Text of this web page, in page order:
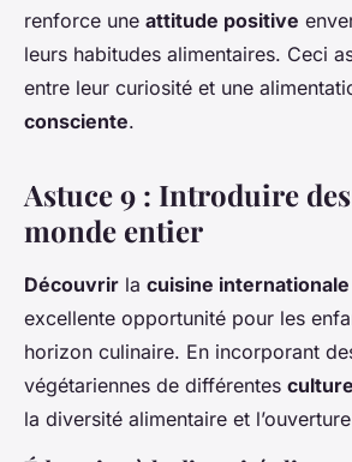
renforce une attitude positive
leurs habitudes alimentaires. Ceci
entre leur curiosité et une
consciente.
Astuce 9 : Introduire
monde entier
Découvrir la cuisine internationale
excellente opportunité pour les
horizon culinaire. En incorporant
végétariennes de différentes
la diversité alimentaire et